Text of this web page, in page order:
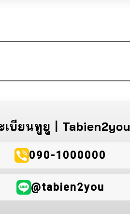
เบียนทูยู | Tabien2you
090-1000000
@tabien2you